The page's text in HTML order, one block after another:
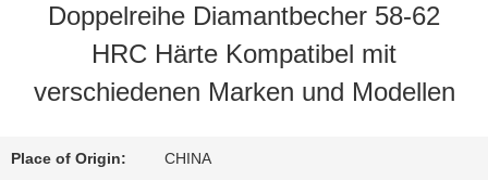
AUSFLUG
QUALITÄTSKONTROLLE
Doppelreihe Diamantbecher 58-62
HRC Härte Kompatibel mit
verschiedenen Marken und Modellen
Place of Origin: CHINA